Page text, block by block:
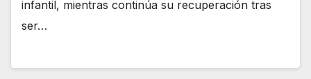
infantil, mientras continúa su recuperación tras
ser…